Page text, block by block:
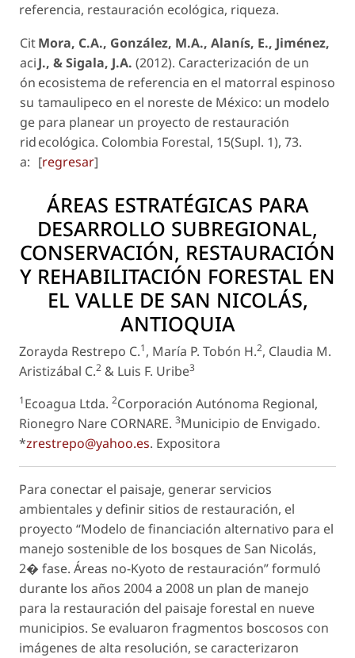
referencia, restauración ecológica, riqueza.
Cit
aci
ón
su
ge
rid
a:
Mora, C.A., González, M.A., Alanís, E., Jiménez,
J., & Sigala, J.A. (2012). Caracterización de un
ecosistema de referencia en el matorral espinoso
tamaulipeco en el noreste de México: un modelo
para planear un proyecto de restauración
ecológica. Colombia Forestal, 15(Supl. 1), 73.
[regresar]
ÁREAS ESTRATÉGICAS PARA
DESARROLLO SUBREGIONAL,
CONSERVACIÓN, RESTAURACIÓN
Y REHABILITACIÓN FORESTAL EN
EL VALLE DE SAN NICOLÁS,
ANTIOQUIA
Zorayda Restrepo C.1, María P. Tobón H.2, Claudia M.
Aristizábal C.2 & Luis F. Uribe3
1Ecoagua Ltda. 2Corporación Autónoma Regional,
Rionegro Nare CORNARE. 3Municipio de Envigado.
*zrestrepo@yahoo.es. Expositora
Para conectar el paisaje, generar servicios
ambientales y definir sitios de restauración, el
proyecto “Modelo de financiación alternativo para el
manejo sostenible de los bosques de San Nicolás,
2� fase. Áreas no-Kyoto de restauración” formuló
durante los años 2004 a 2008 un plan de manejo
para la restauración del paisaje forestal en nueve
municipios. Se evaluaron fragmentos boscosos con
imágenes de alta resolución, se caracterizaron